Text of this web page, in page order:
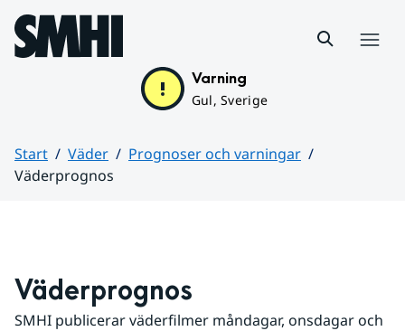
Hoppa till sidans innehåll
Varning
Gul, Sverige
Start Väder
Prognoser och varningar
Väderprognos
Väderprognos
SMHI publicerar väderfilmer måndagar, onsdagar och